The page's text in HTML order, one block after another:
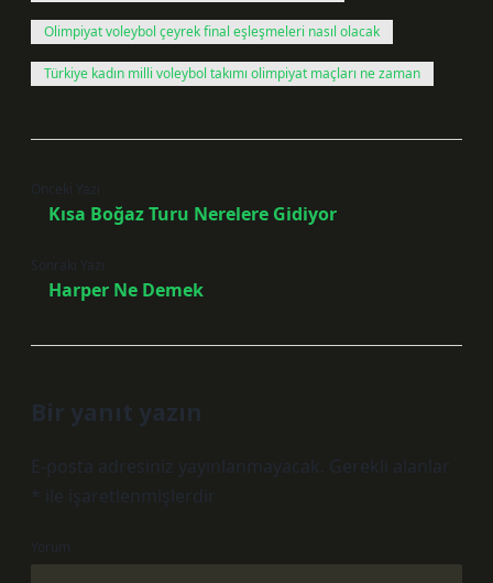
Olimpiyat voleybol çeyrek final eşleşmeleri nasıl olacak
Türkiye kadın milli voleybol takımı olimpiyat maçları ne zaman
Önceki Yazı
Kısa Boğaz Turu Nerelere Gidiyor
Sonraki Yazı
Harper Ne Demek
Bir yanıt yazın
E-posta adresiniz yayınlanmayacak. Gerekli alanlar
*
ile işaretlenmişlerdir
Yorum